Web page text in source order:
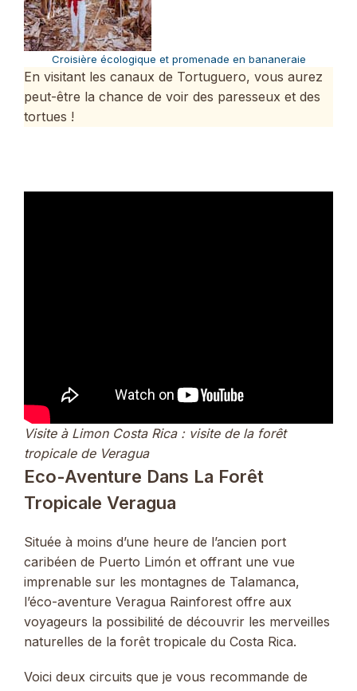
Croisière écologique et promenade en bananeraie
En visitant les canaux de Tortuguero, vous aurez
peut-être la chance de voir des paresseux et des
tortues !
Visite à Limon Costa Rica : visite de la forêt
tropicale de Veragua
Eco-Aventure Dans La Forêt
Tropicale Veragua
Située à moins d’une heure de l’ancien port
caribéen de Puerto Limón et offrant une vue
imprenable sur les montagnes de Talamanca,
l’éco-aventure Veragua Rainforest offre aux
voyageurs la possibilité de découvrir les merveilles
naturelles de la forêt tropicale du Costa Rica.
Voici deux circuits que je vous recommande de